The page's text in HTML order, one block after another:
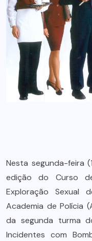
Nesta segunda-feira
edição do Curso
Exploração Sexual
Academia de Polícia
da segunda turma
Incidentes com